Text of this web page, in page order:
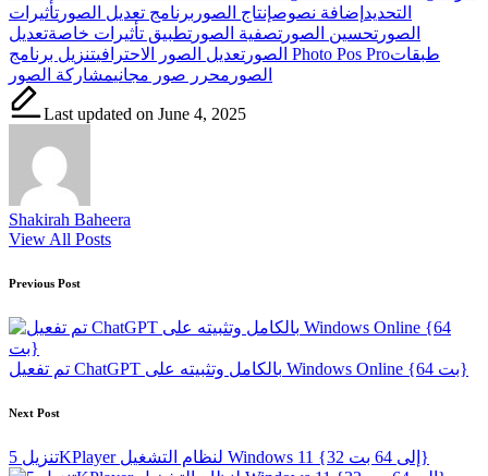
التحديد إضافة نصوصإنتاج الصور برنامج تعديل الصور تأثيرات
الصور تحسين الصور تصفية الصور تطبيق تأثيرات خاصةتعديل
الصور تعديل الصور الاحترافي تنزيل برنامج Photo Pos Proطبقات
الصور محرر صور مجانيمشاركة الصور
Last updated on June 4, 2025
Shakirah Baheera
View All Posts
Post
navigation
Previous Post
تم تفعيل ChatGPT بالكامل وتثبيته على Windows Online {64 بت}
Next Post
تنزيل 5KPlayer لنظام التشغيل Windows 11 {32 إلى 64 بت}